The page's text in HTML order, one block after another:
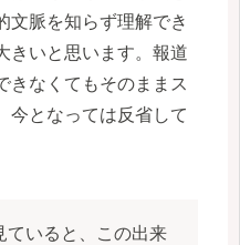
文脈を知らず理解でき
きいと思います。報道
きなくてもそのままス
今となっては反省して
ていると、この出来